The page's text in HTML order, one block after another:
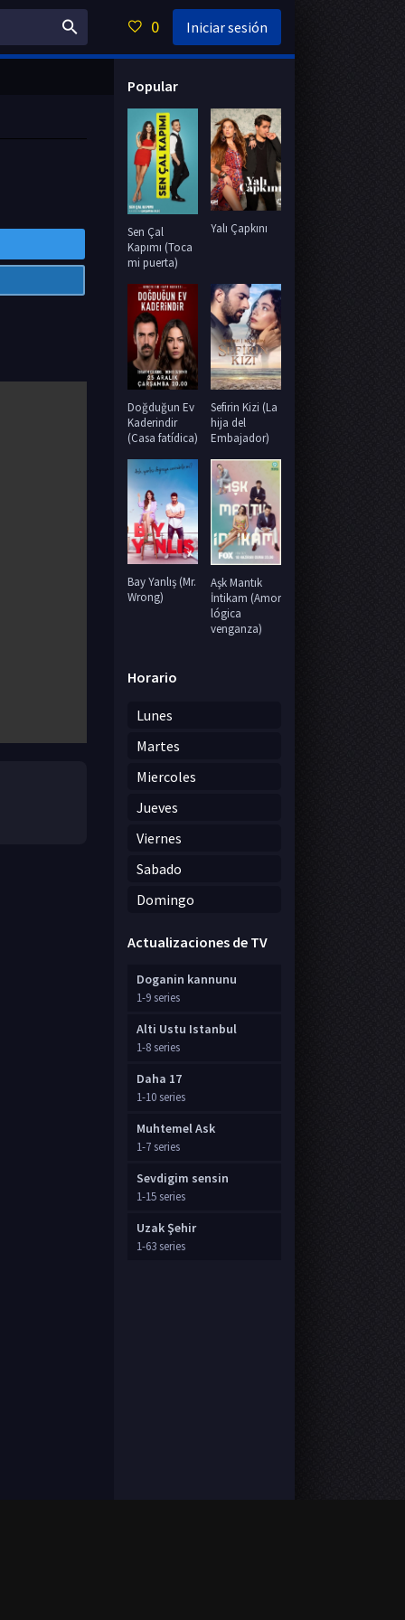
Popular
Sen Çal
Kapımı (Toca
mi puerta)
Yalı Çapkını
Doğduğun Ev
Kaderindir
(Casa fatídica)
Sefirin Kizi (La
hija del
Embajador)
Bay Yanlış (Mr.
Wrong)
Aşk Mantık
İntikam (Amor
lógica
venganza)
Horario
Lunes
Martes
Miercoles
Jueves
Viernes
Sabado
Domingo
Actualizaciones de TV
Doganin kannunu
1-9 series
Alti Ustu Istanbul
1-8 series
Daha 17
1-10 series
Muhtemel Ask
1-7 series
Sevdigim sensin
1-15 series
Uzak Şehir
1-63 series
0 Iniciar sesión